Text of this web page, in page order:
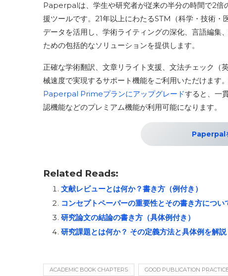
Paperpalは、学生や研究者が従来の半分の時間で2倍
援ツールです。21年以上にわたるSTM（科学・技術
データを活用し、学術ライティングの深化、言語編集
ための包括的なソリューションを提供します。
正確な学術翻訳、文章リライト支援、文法チェック
械速度で実現するサポート機能をご利用いただけま
Paperpal Primeプランにアップグレードすると、一
認機能などのプレミアム機能が利用可能になります。
Paperpal
Related Reads:
文献レビューとは何か？書き方（例付き）
コンセプトペーパーの重要性とその書き方につい
研究論文の結論の書き方（具体例付き）
研究課題とは何か？ その定義方法と具体例を解説
ACADEMIC BOOK CHAPTERS GOOD PUBLICATION